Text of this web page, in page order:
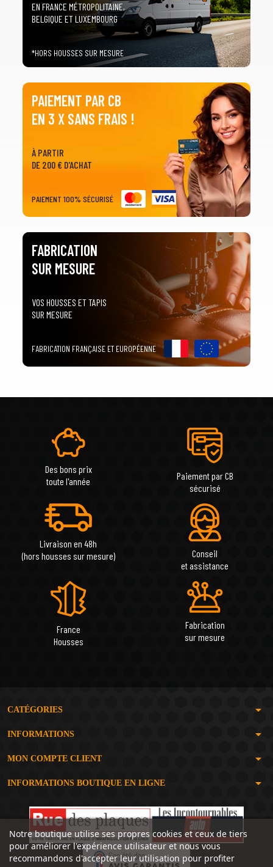
SÉLECTIONNEZ LE TYPE DE VOTRE VÉHICULE
arrow_drop_down
SÉLECTIONNEZ LA MARQUE DE VOTRE VÉHICULE
Toutes les marques
arrow_drop_down
PRÉCISEZ LE MODÈLE
arrow_drop_down
EN FRANCE MÉTROPOLITAINE,
BELGIQUE ET LUXEMBOURG
*HORS HOUSSES SUR MESURE
PAIEMENT PAR CB
EN 3 X SANS FRAIS !
À PARTIR
DE 200 € D'ACHAT
PAIEMENT 100% SÉCURISÉ
FABRICATION
SUR MESURE
VOS HOUSSES ET TAPIS
SUR MESURE
FABRICATION FRANÇAISE ET EUROPÉENNE
Des bons prix
toute l'année
Paiement par CB
sécurisé
Livraison en 48h
(hors housses sur mesure)
Conseil
et assistance
France
Housses
Fabrication
sur mesure
CATÉGORIES arrow_drop_down
INFORMATIONS arrow_drop_down
MON COMPTE CLIENT arrow_drop_down
INFORMATIONS BOUTIQUE EN LIGNE arrow_drop_down
Notre boutique utilise ses propres cookies et ceux de tiers
pour améliorer l'expérience utilisateur et nous vous
recommandons d'accepter leur utilisation pour profiter